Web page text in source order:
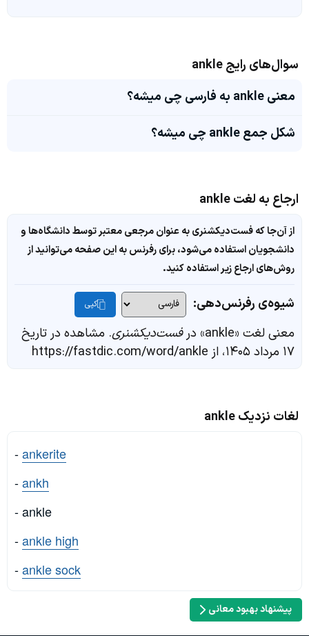
سوال‌های رایج ankle
معنی ankle به فارسی چی میشه؟
شکل جمع ankle چی میشه؟
ارجاع به لغت ankle
از آن‌جا که فست‌دیکشنری به عنوان مرجعی معتبر توسط دانشگاه‌ها و
دانشجویان استفاده می‌شود، برای رفرنس به این صفحه می‌توانید از
روش‌های ارجاع زیر استفاده کنید.
شیوه‌ی رفرنس‌دهی: کپی
معنی لغت «ankle» در فست‌دیکشنری. مشاهده در تاریخ
۱۷ مرداد ۱۴۰۵، از https://fastdic.com/word/ankle
لغات نزدیک ankle
-ankerite
-ankh
- ankle
-ankle high
-ankle sock
پیشنهاد بهبود معانی